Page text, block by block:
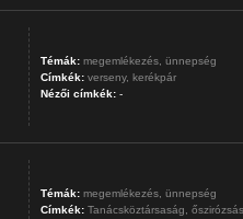
Témák: megemlékezés, ünnepség
Címkék: verseny, kerékpár
Nézői címkék:-
Témák: megemlékezés, ünnepség
Címkék: Tanácsköztársaság,